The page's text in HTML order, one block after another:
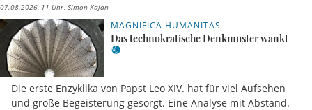
07.08.2026, 11 Uhr Simon Kajan
MAGNIFICA HUMANITAS
Das technokratische Denkmuster wankt
Die erste Enzyklika von Papst Leo XIV. hat für viel Aufsehen
und große Begeisterung gesorgt. Eine Analyse mit Abstand.